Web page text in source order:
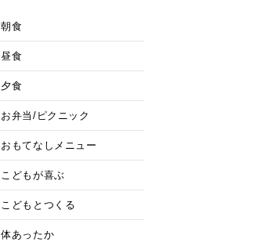
朝食
昼食
夕食
お弁当/ピクニック
おもてなしメニュー
こどもが喜ぶ
こどもとつくる
体あったか